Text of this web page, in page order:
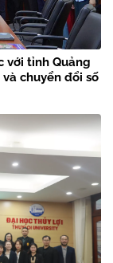
với tỉnh Quảng
chuyển đổi số